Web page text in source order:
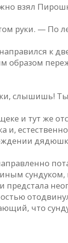
взял
руки. — По
к
слышишь!
и тут же
сундуком,
предстала
что